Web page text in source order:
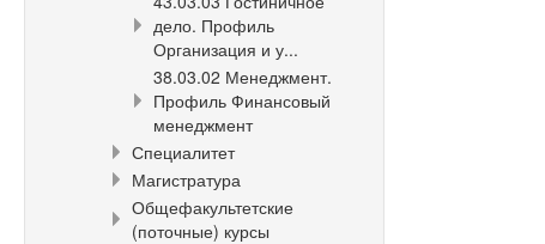
дело. Профиль
Организация и у...
38.03.02 Менеджмент.
Профиль Финансовый
менеджмент
Специалитет
Магистратура
Общефакультетские
(поточные) курсы